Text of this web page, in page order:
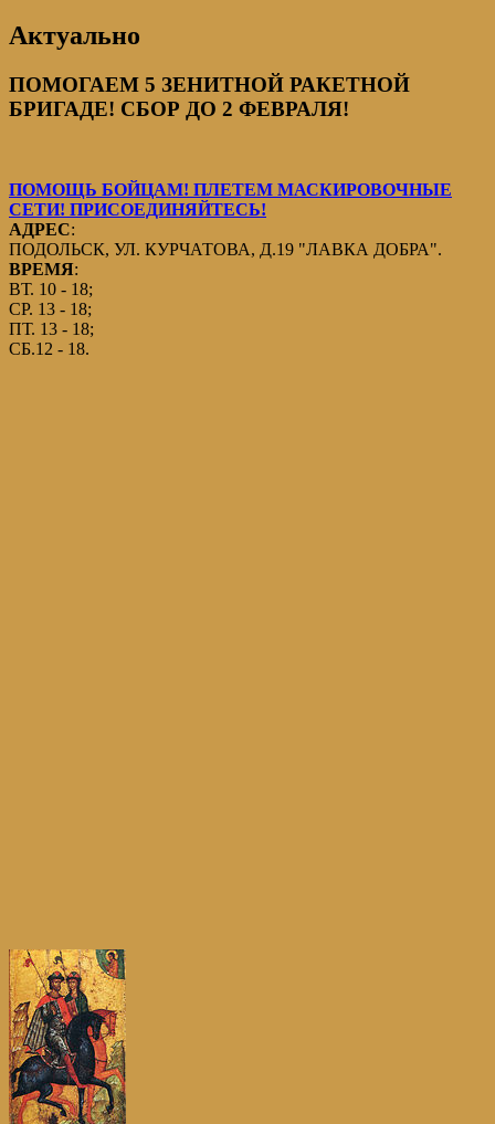
Актуально
ПОМОГАЕМ 5 ЗЕНИТНОЙ РАКЕТНОЙ
БРИГАДЕ! СБОР ДО 2 ФЕВРАЛЯ!
ПОМОЩЬ БОЙЦАМ! ПЛЕТЕМ МАСКИРОВОЧНЫЕ
СЕТИ! ПРИСОЕДИНЯЙТЕСЬ!
АДРЕС:
ПОДОЛЬСК, УЛ. КУРЧАТОВА, Д.19 "ЛАВКА ДОБРА".
ВРЕМЯ:
ВТ. 10 - 18;
СР. 13 - 18;
ПТ. 13 - 18;
СБ.12 - 18.